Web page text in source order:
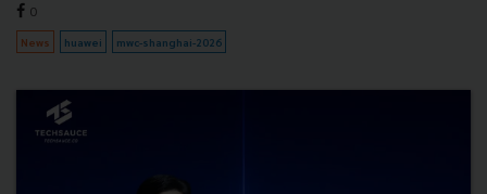
0
News huawei mwc-shanghai-2026